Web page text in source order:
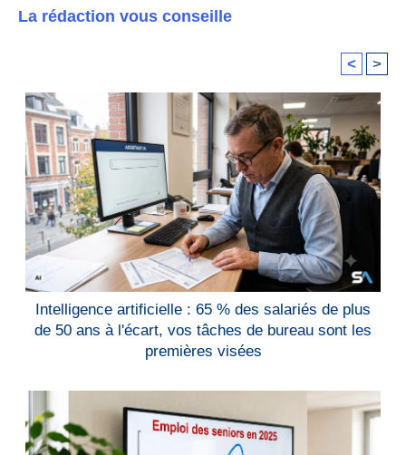
La rédaction vous conseille
< >
Intelligence artificielle : 65 % des salariés de plus
de 50 ans à l'écart, vos tâches de bureau sont les
premières visées